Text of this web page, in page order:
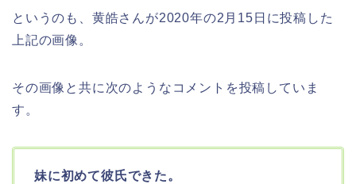
というのも、黄皓さんが2020年の2月15日に投稿した
上記の画像。
その画像と共に次のようなコメントを投稿していま
す。
妹に初めて彼氏できた。